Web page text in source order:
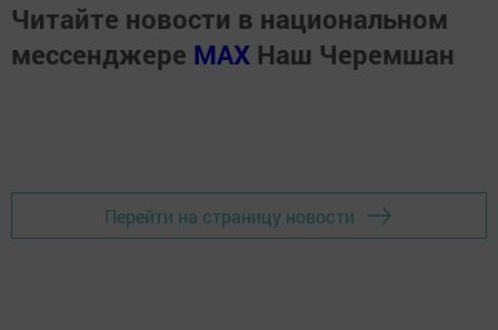
Читайте новости в национальном
мессенджере MАХ Наш Черемшан
Перейти на страницу новости